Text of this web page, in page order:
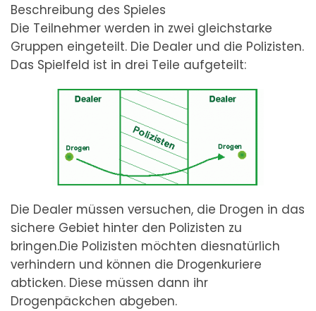
Beschreibung des Spieles
Die Teilnehmer werden in zwei gleichstarke
Gruppen eingeteilt. Die Dealer und die Polizisten.
Das Spielfeld ist in drei Teile aufgeteilt:
Die Dealer müssen versuchen, die Drogen in das
sichere Gebiet hinter den Polizisten zu
bringen.Die Polizisten möchten diesnatürlich
verhindern und können die Drogenkuriere
abticken. Diese müssen dann ihr
Drogenpäckchen abgeben.